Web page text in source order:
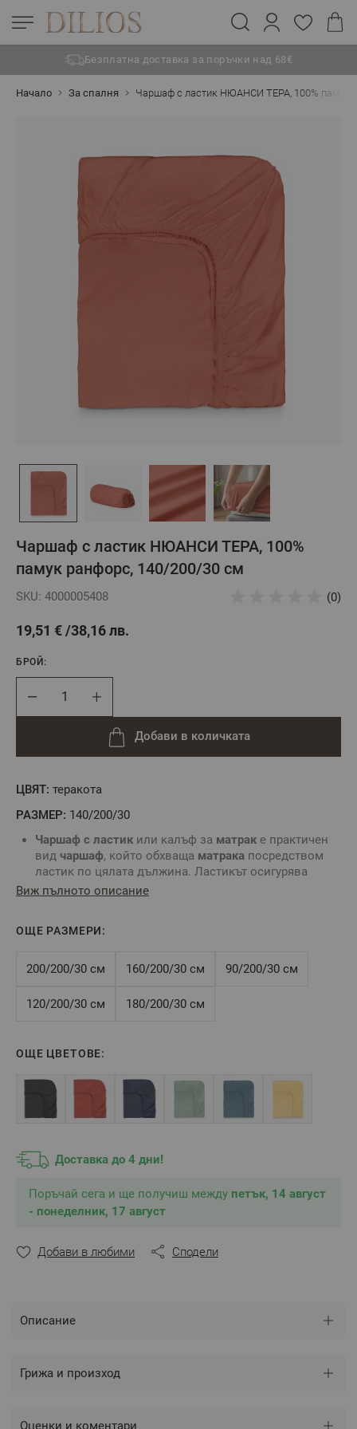
Безплатна доставка за поръчки над 68€
Начало За спалня Чаршаф с ластик НЮАНСИ ТЕРА, 100% памук
Чаршаф с ластик НЮАНСИ ТЕРА, 100%
памук ранфорс, 140/200/30 см
SKU: 4000005408 (0)
19,51 € 38,16 лв.
ЦВЯТ: теракота
РАЗМЕР: 140/200/30
Чаршаф с ластик или калъф за матрак е практичен
вид чаршаф, който обхваща матрака посредством
ластик по цялата дължина. Ластикът осигурява
неподвижност начаршафа
създайте комплект по Ваш вкус.
да знаете точните размери на вашияматрак:
Цвят: Тера
или по-малък, максимална височина на
см
Състав:100% памук ранфорс, свиваемост до 4%
** Снимките са илюстративни и е възможно
настройките на използваното устройство.
Виж пълното описание
ОЩЕ РАЗМЕРИ:
200/200/30 см 160/200/30 см 90/200/30 см
120/200/30 см 180/200/30 см
ОЩЕ ЦВЕТОВЕ:
Доставка до 4 дни!
Поръчай сега и ще получиш между петък, 14 август
- понеделник, 17 август
БРОЙ:
Добави в количката
Добави в любими Сподели
Описание
Грижа и произход
Оценки и коментари